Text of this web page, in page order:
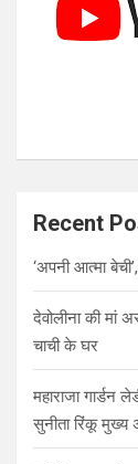
Recent
‘अपनी आत्मा
देवोलीना की मां
चाची के घर
महाराजा गार्डन
सुनीता रिंकू मुख्य